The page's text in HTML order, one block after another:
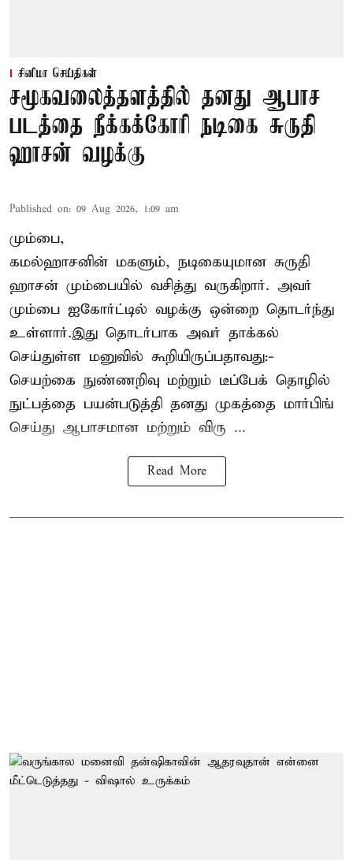
சினிமா செய்திகள்
சமூகவலைத்தளத்தில் தனது ஆபாச
படத்தை நீக்கக்கோரி நடிகை சுருதி
ஹாசன் வழக்கு
Published on: 09 Aug 2026, 1:09 am
மும்பை,
கமல்ஹாசனின் மகளும், நடிகையுமான சுருதி
ஹாசன் மும்பையில் வசித்து வருகிறார். அவர்
மும்பை ஐகோர்ட்டில் வழக்கு ஒன்றை தொடர்ந்து
உள்ளார்.இது தொடர்பாக அவர் தாக்கல்
செய்துள்ள மனுவில் கூறியிருப்பதாவது:-
செயற்கை நுண்ணறிவு மற்றும் டீப்பேக் தொழில்
நுட்பத்தை பயன்படுத்தி தனது முகத்தை மார்பிங்
செய்து ஆபாசமான மற்றும் விரு ...
Read More